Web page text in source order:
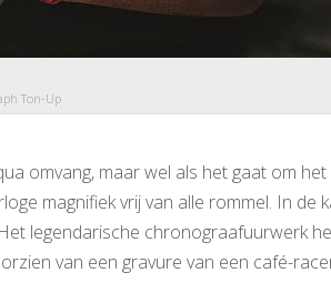
Ton-Up
omvang, maar wel als het gaat om het
magnifiek vrij van alle rommel. In de
legendarische chronograafuurwerk
van een gravure van een café-